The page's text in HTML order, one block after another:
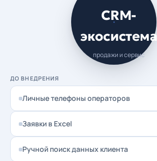
ДО ВНЕДРЕНИЯ
Личные телефоны операторов
Заявки в Excel
Ручной поиск данных клиента
CRM-
экосистема
продажи и сервис